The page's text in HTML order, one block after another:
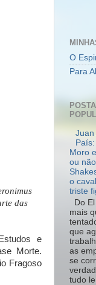
das
e
Morte.
Fragoso
O
Para
Juan
Moro
ou
o
triste
Do
mais
que
as
se
tudo